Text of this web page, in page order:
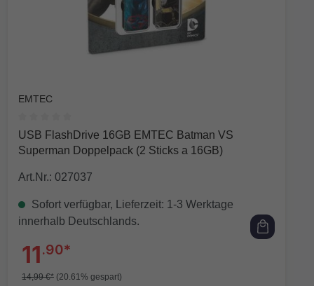
EMTEC
Durchschnittliche Bewertung von 0 von 5 Sternen
USB FlashDrive 16GB EMTEC Batman VS
Superman Doppelpack (2 Sticks a 16GB)
Art.Nr.: 027037
Sofort verfügbar, Lieferzeit: 1-3 Werktage
innerhalb Deutschlands.
11.90*
14,99 €* (20.61% gespart)